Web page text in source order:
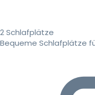
2 Schlafplätze
Bequeme Schlafplätze